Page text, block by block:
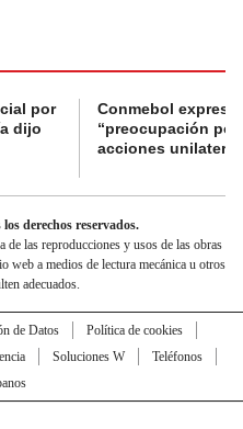
por
dijo
Conmebol expresó
“preocupación
acciones
derechos reservados.
las reproducciones y usos de las obras
web a medios de lectura mecánica u otros
adecuados.
de Datos
Política de cookies
Soluciones W
Teléfonos